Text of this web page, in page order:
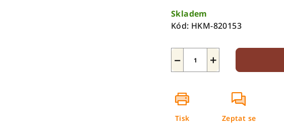
cena:
Skladem
Kód: HKM-820153
+
−
Tisk Zeptat se